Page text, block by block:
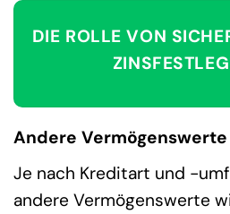
DIE ROLLE VON
Andere Vermögenswerte
Je nach Kreditart und -
andere Vermögenswerte